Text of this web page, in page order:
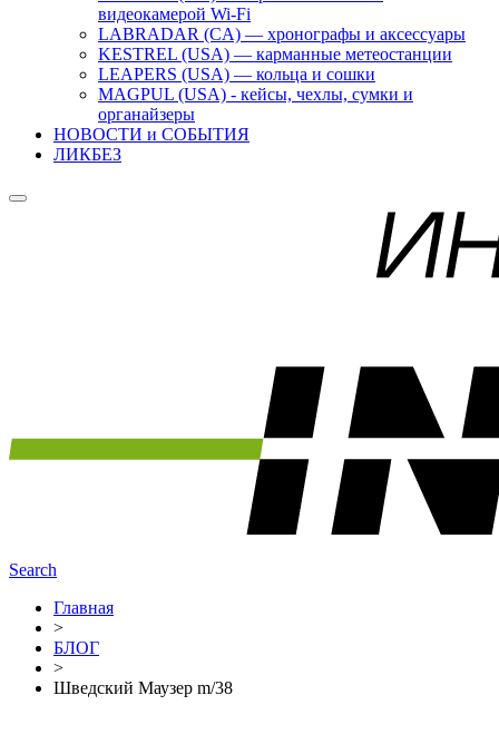
видеокамерой Wi-Fi
LABRADAR (CA) — хронографы и аксессуары
KESTREL (USA) — карманные метеостанции
LEAPERS (USA) — кольца и сошки
MAGPUL (USA) - кейсы, чехлы, сумки и
органайзеры
НОВОСТИ и СОБЫТИЯ
ЛИКБЕЗ
Search
Главная
>
БЛОГ
>
Шведский Маузер m/38